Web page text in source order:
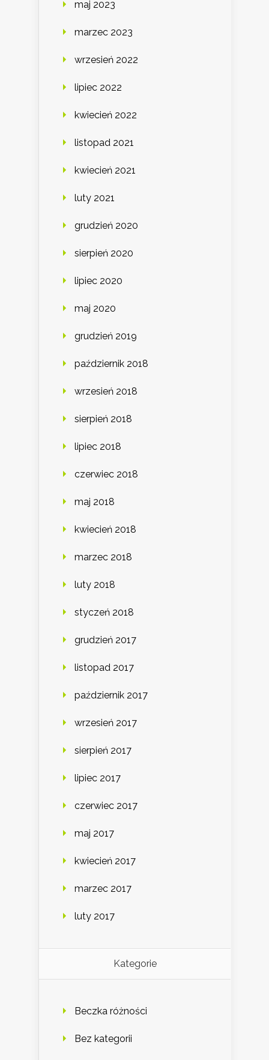
maj 2023
marzec 2023
wrzesień 2022
lipiec 2022
kwiecień 2022
listopad 2021
kwiecień 2021
luty 2021
grudzień 2020
sierpień 2020
lipiec 2020
maj 2020
grudzień 2019
październik 2018
wrzesień 2018
sierpień 2018
lipiec 2018
czerwiec 2018
maj 2018
kwiecień 2018
marzec 2018
luty 2018
styczeń 2018
grudzień 2017
listopad 2017
październik 2017
wrzesień 2017
sierpień 2017
lipiec 2017
czerwiec 2017
maj 2017
kwiecień 2017
marzec 2017
luty 2017
Kategorie
Beczka różności
Bez kategorii